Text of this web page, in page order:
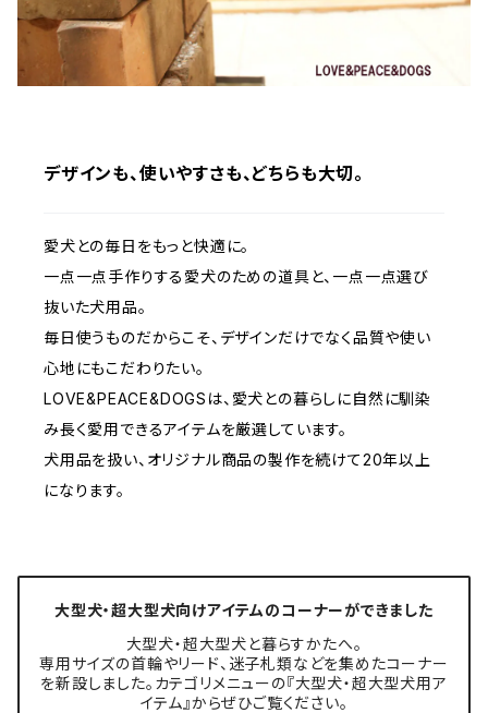
デザインも、使いやすさも、どちらも大切。
愛犬との毎日をもっと快適に。
一点一点手作りする愛犬のための道具と、一点一点選び
抜いた犬用品。
毎日使うものだからこそ、デザインだけでなく品質や使い
心地にもこだわりたい。
LOVE&PEACE&DOGSは、愛犬との暮らしに自然に馴染
み長く愛用できるアイテムを厳選しています。
犬用品を扱い、オリジナル商品の製作を続けて20年以上
になります。
大型犬・超大型犬向けアイテムのコーナーができました
大型犬・超大型犬と暮らすかたへ。
専用サイズの首輪やリード、迷子札類などを集めたコーナー
を新設しました。カテゴリメニューの『大型犬・超大型犬用ア
イテム』からぜひご覧ください。